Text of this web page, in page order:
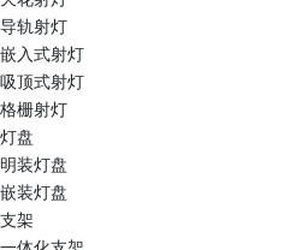
导轨射灯
嵌入式射灯
吸顶式射灯
格栅射灯
灯盘
明装灯盘
嵌装灯盘
支架